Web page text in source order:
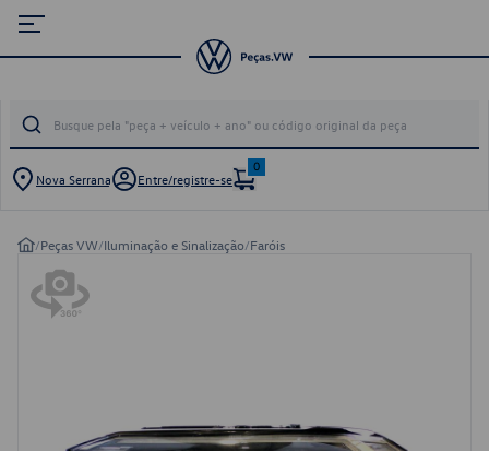
Nova Serrana Entre/registre-se
0
/Peças VW/Iluminação e Sinalização/Faróis